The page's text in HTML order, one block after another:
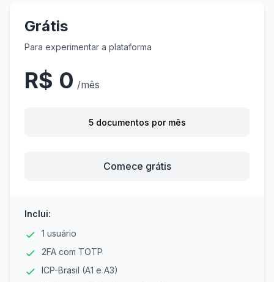
Grátis
Para experimentar a plataforma
R$ 0 /mês
5 documentos por mês
Comece grátis
Inclui:
1 usuário
2FA com TOTP
ICP-Brasil (A1 e A3)